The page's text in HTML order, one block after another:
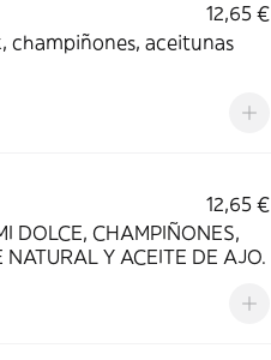
12,65 €
champiñones, aceitunas
12,65 €
DOLCE, CHAMPIÑONES,
Y ACEITE DE AJO.